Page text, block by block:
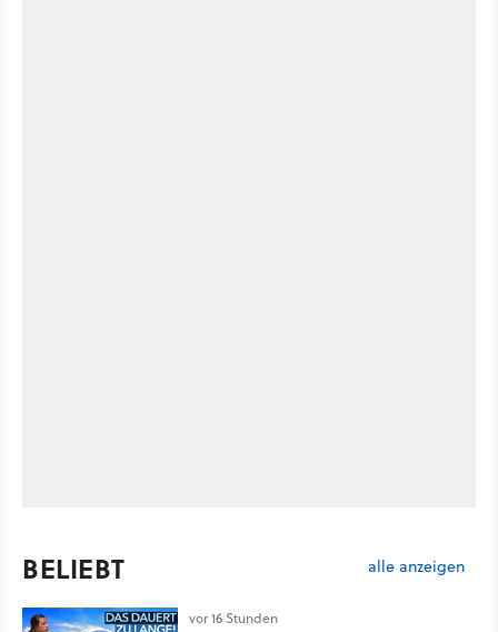
BELIEBT alle anzeigen
vor 16 Stunden